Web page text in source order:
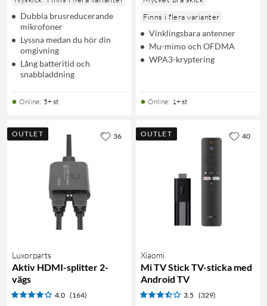
Dubbla brusreducerande
mikrofoner
Lyssna medan du hör din
omgivning
Lång batteritid och
snabbladdning
Online: 5+ st
Finns i flera varianter
Vinklingsbara antenner
Mu-mimo och OFDMA
WPA3-kryptering
Online: 1+ st
OUTLET
Luxorparts
Aktiv HDMI-splitter 2-
vägs
4.0 (164)
36 OUTLET
Xiaomi
Mi TV Stick TV-sticka med
Android TV
3.5 (329)
40